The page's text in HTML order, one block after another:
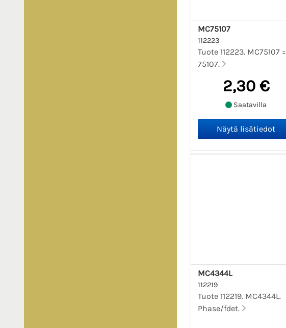
MC75107
112223
Tuote 112223. MC75107 =
75107.
2,30 €
Saatavilla
MC4344L
112219
Tuote 112219. MC4344L.
Phase/fdet.